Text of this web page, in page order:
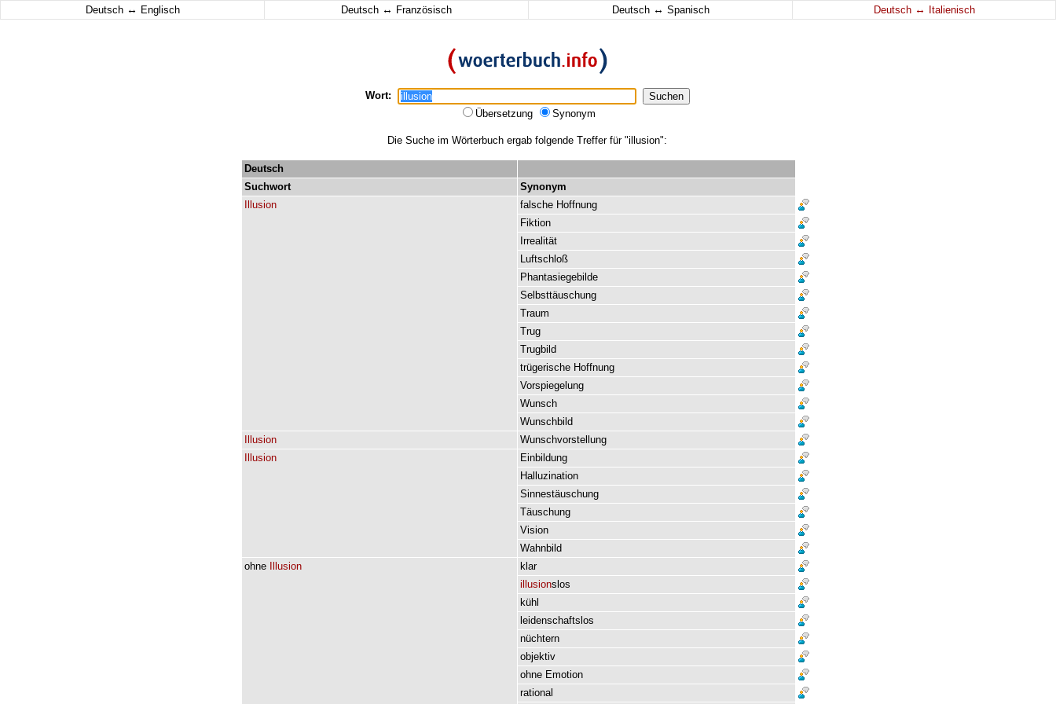
Deutsch ↔ Englisch Deutsch ↔ Französisch Deutsch ↔ Spanisch Deutsch ↔ Italienisch
Wort:
Übersetzung
Synonym
Die Suche im Wörterbuch ergab folgende Treffer für "illusion":
Deutsch
Suchwort
Synonym
Illusion
falsche Hoffnung
Fiktion
Irrealität
Luftschloß
Phantasiegebilde
Selbsttäuschung
Traum
Trug
Trugbild
trügerische Hoffnung
Vorspiegelung
Wunsch
Wunschbild
Illusion
Wunschvorstellung
Illusion
Einbildung
Halluzination
Sinnestäuschung
Täuschung
Vision
Wahnbild
ohne
Illusion
klar
illusionslos
kühl
leidenschaftslos
nüchtern
objektiv
ohne Emotion
rational